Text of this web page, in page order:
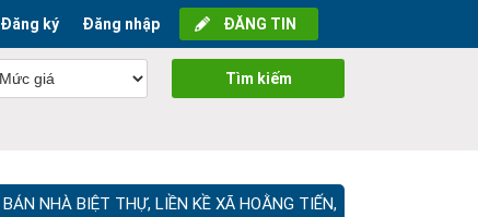
ĐĂNG TIN
Đăng nhập
Đăng ký
Tìm kiếm
BÁN NHÀ BIỆT THỰ, LIỀN KỀ XÃ HOẰNG TIẾN,